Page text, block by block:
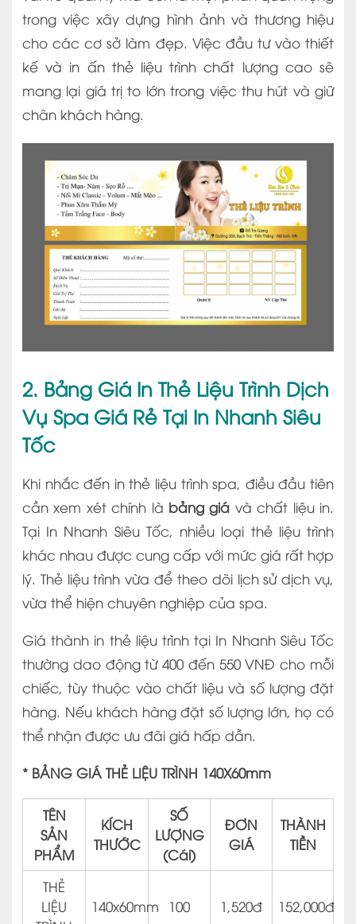
trong việc xây dựng hình ảnh và thương hiệu
cho các cơ sở làm đẹp. Việc đầu tư vào thiết
kế và in ấn thẻ liệu trình chất lượng cao sẽ
mang lại giá trị to lớn trong việc thu hút và giữ
chân khách hàng.
2. Bảng Giá In Thẻ Liệu Trình Dịch
Vụ Spa Giá Rẻ Tại In Nhanh Siêu
Tốc
Khi nhắc đến in thẻ liệu trình spa, điều đầu tiên
cần xem xét chính là bảng giá và chất liệu in.
Tại In Nhanh Siêu Tốc, nhiều loại thẻ liệu trình
khác nhau được cung cấp với mức giá rất hợp
lý. Thẻ liệu trình vừa để theo dõi lịch sử dịch vụ,
vừa thể hiện chuyên nghiệp của spa.
Giá thành in thẻ liệu trình tại In Nhanh Siêu Tốc
thường dao động từ 400 đến 550 VNĐ cho mỗi
chiếc, tùy thuộc vào chất liệu và số lượng đặt
hàng. Nếu khách hàng đặt số lượng lớn, họ có
thể nhận được ưu đãi giá hấp dẫn.
* BẢNG GIÁ THẺ LIỆU TRÌNH 140X60mm
TÊN
SẢN
PHẨM
KÍCH
THƯỚC
SỐ
LƯỢNG
(Cái)
ĐƠN
GIÁ
THÀNH
TIỀN
THẺ
LIỆU
140x60mm 100 1,520đ 152,000đ